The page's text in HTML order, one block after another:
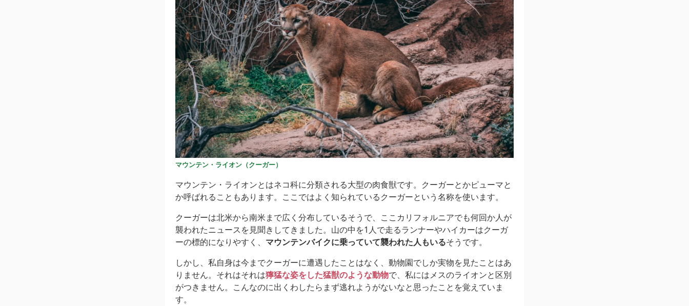
マウンテン・ライオン（クーガー）
マウンテン・ライオンとはネコ科に分類される大型の肉食獣です。クーガーとかピューマと
か呼ばれることもあります。ここではよく知られているクーガーという名称を使います。
クーガーは北米から南米まで広く分布しているそうで、ここカリフォルニアでも何回か人が
襲われたニュースを見聞きしてきました。山の中を1人で走るランナーやハイカーはクーガ
ーの標的になりやすく、 マウンテンバイクに乗っていて襲われた人もいるそうです。
しかし、私自身は今までクーガーに遭遇したことはなく、動物園でしか実物を見たことはあ
りません。それはそれは獰猛な姿をした猛獣のような動物で、私にはメスのライオンと区別
がつきません。こんなのに出くわしたらまず逃れようがないなと思ったことを覚えていま
す。